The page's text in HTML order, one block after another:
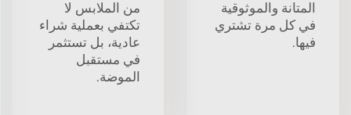
المتانة والموثوقية
في كل مرة تشتري
فيها.
من الملابس لا
تكتفي بعملية شراء
عادية، بل تستثمر
في مستقبل
الموضة.